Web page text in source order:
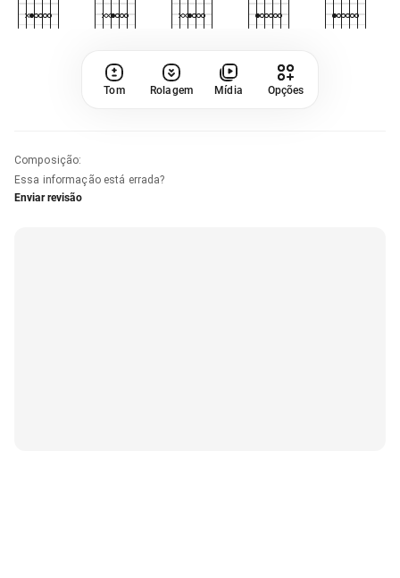
Tom Rolagem Mídia Opções
Composição:
Essa informação está errada?
Enviar revisão